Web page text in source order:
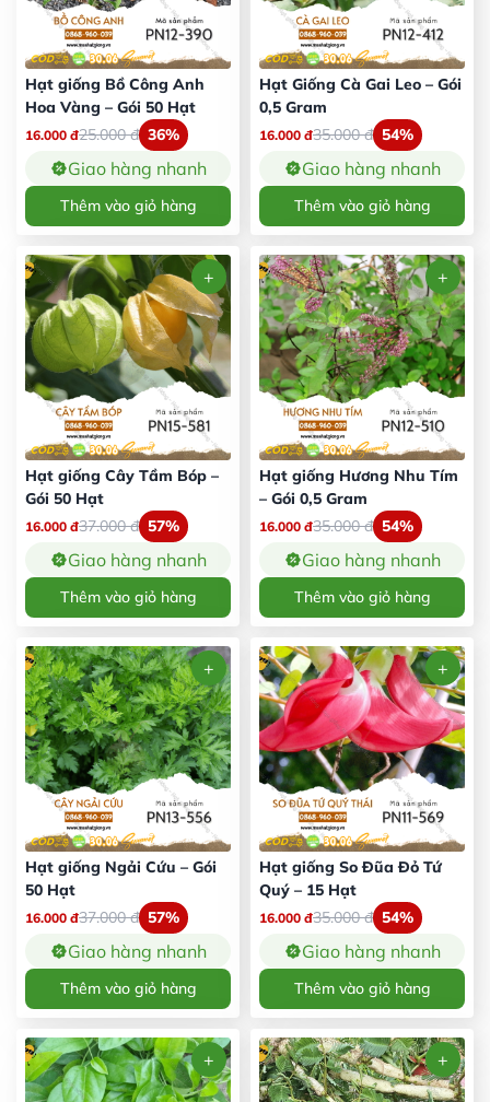
Hạt giống Bồ Công Anh
Hoa Vàng – Gói 50 Hạt
16.000 đ25.000đ 36%
Giao hàng nhanh
Thêm vào giỏ hàng
Hạt Giống Cà Gai Leo – Gói
0,5 Gram
16.000 đ35.000đ 54%
Giao hàng nhanh
Thêm vào giỏ hàng
Hạt giống Cây Tầm Bóp –
Gói 50 Hạt
16.000 đ37.000đ 57%
Giao hàng nhanh
Thêm vào giỏ hàng
Hạt giống Hương Nhu Tím
– Gói 0,5 Gram
16.000 đ35.000đ 54%
Giao hàng nhanh
Thêm vào giỏ hàng
Hạt giống Ngải Cứu – Gói
50 Hạt
16.000 đ37.000đ 57%
Giao hàng nhanh
Thêm vào giỏ hàng
Hạt giống So Đũa Đỏ Tứ
Quý – 15 Hạt
16.000 đ35.000đ 54%
Giao hàng nhanh
Thêm vào giỏ hàng